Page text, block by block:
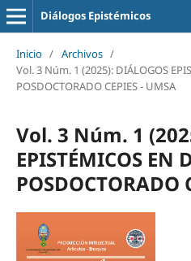
Diálogos Epistémicos
Inicio / Archivos /
Vol. 3 Núm. 1 (2025): DIÁLOGOS
POSDOCTORADO CEPIES - UMSA
Vol. 3 Núm. 1
EPISTÉMICOS EN
POSDOCTORADO